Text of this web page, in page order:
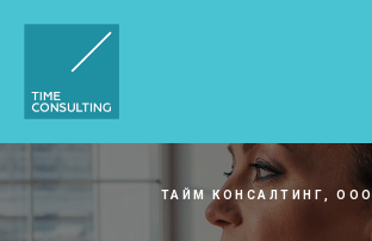
ТАЙМ КОНСАЛТИНГ, ООО